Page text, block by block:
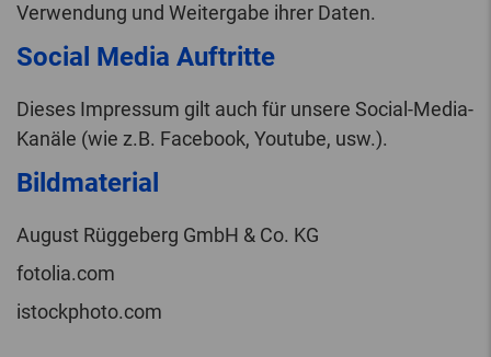
Verwendung und Weitergabe ihrer Daten.
Social Media Auftritte
Dieses Impressum gilt auch für unsere Social-Media-
Kanäle (wie z.B. Facebook, Youtube, usw.).
Bildmaterial
August Rüggeberg GmbH & Co. KG
fotolia.com
istockphoto.com